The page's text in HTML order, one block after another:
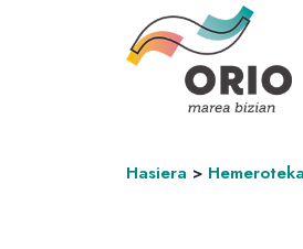
Hasiera > Hemeroteka